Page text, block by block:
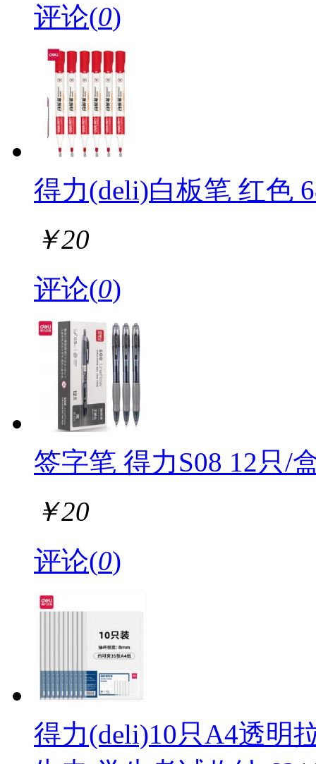
评论(0)
得力(deli)白板笔 红色
￥20
评论(0)
签字笔 得力S08 12只/
￥20
评论(0)
得力(deli)10只A4透明